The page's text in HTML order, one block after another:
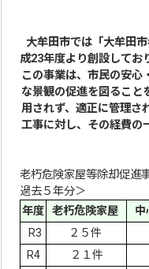
大牟田市では「大牟田
成23年度より創設してお
この事業は、市民の安心
な景観の促進を図ること
用されず、適正に管理さ
工事に対し、その経費の
老朽危険家屋等除却促
過去５年分＞
年度 老朽危険家屋 中
R3
２５件
R4
２１件